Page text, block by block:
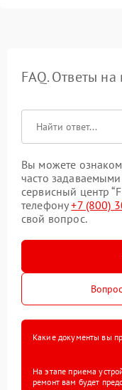
FAQ. Ответы
Вы можете
часто
сервисный центр
телефону+7 (800)
свой вопрос.
Какие документы вы
На этапе приема
ремонт вам будет